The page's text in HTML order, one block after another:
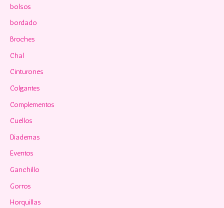
o
r
bolsos
bordado
Broches
Chal
Cinturones
Colgantes
Complementos
Cuellos
Diademas
Eventos
Ganchillo
Gorros
Horquillas